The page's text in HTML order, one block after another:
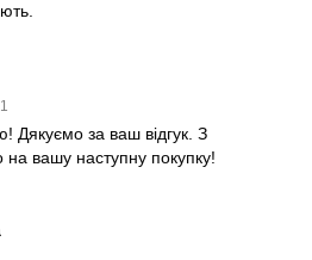
Дякуємо за ваш відгук. З
на вашу наступну покупку!